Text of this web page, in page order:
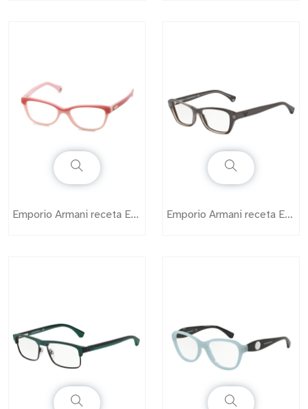
Emporio Armani receta EA3015 Emporio Armani receta EA3032